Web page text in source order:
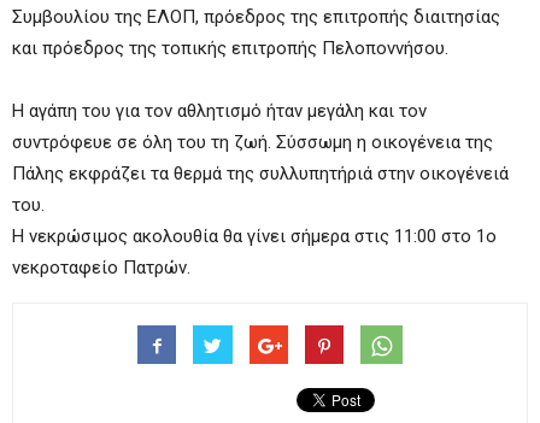
Συμβουλίου της ΕΛΟΠ, πρόεδρος της επιτροπής διαιτησίας
και πρόεδρος της τοπικής επιτροπής Πελοποννήσου.
Η αγάπη του για τον αθλητισμό ήταν μεγάλη και τον
συντρόφευε σε όλη του τη ζωή. Σύσσωμη η οικογένεια της
Πάλης εκφράζει τα θερμά της συλλυπητήριά στην οικογένειά
του.
Η νεκρώσιμος ακολουθία θα γίνει σήμερα στις 11:00 στο 1ο
νεκροταφείο Πατρών.